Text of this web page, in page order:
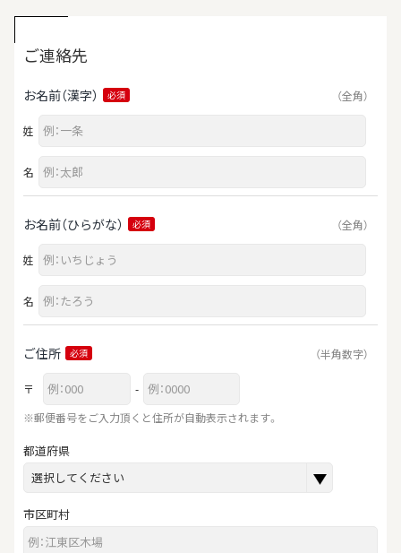
ご連絡先
お名前（漢字） 必須 （全角）
姓
名
お名前（ひらがな） 必須 （全角）
姓
名
ご住所 必須 （半角数字）
〒
-
※郵便番号をご入力頂くと住所が自動表示されます。
都道府県
市区町村